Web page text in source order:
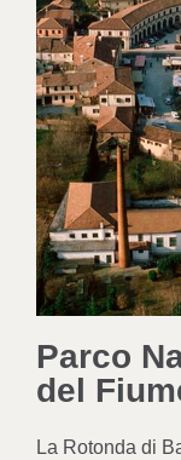
Parco
del
La Rotonda di